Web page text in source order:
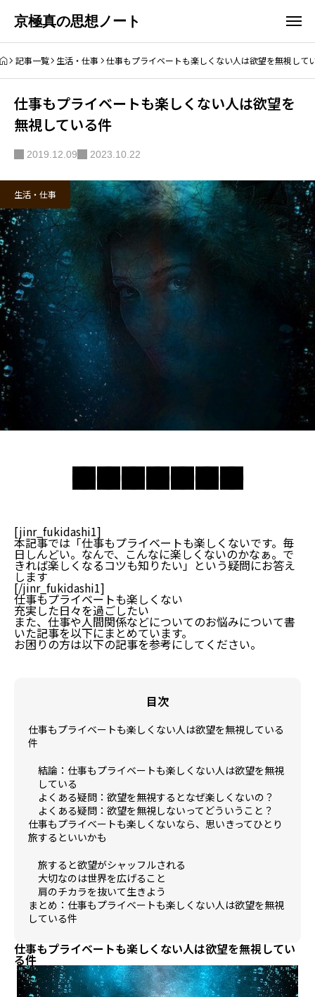
京極真の思想ノート
記事一覧 生活・仕事 仕事もプライベートも楽しくない人は欲望を無視して
仕事もプライベートも楽しくない人は欲望を
無視している件
2019.12.09 2023.10.22
生活・仕事
[jinr_fukidashi1]
本記事では「仕事もプライベートも楽しくないです。毎
日しんどい。なんで、こんなに楽しくないのかなぁ。で
きれば楽しくなるコツも知りたい」という疑問にお答え
します
[/jinr_fukidashi1]
仕事もプライベートも楽しくない
充実した日々を過ごしたい
また、仕事や人間関係などについてのお悩みについて書
いた記事を以下にまとめています。
お困りの方は以下の記事を参考にしてください。
目次
仕事もプライベートも楽しくない人は欲望を無視している
件
結論：仕事もプライベートも楽しくない人は欲望を無視
している
よくある疑問：欲望を無視するとなぜ楽しくないの？
よくある疑問：欲望を無視しないってどういうこと？
仕事もプライベートも楽しくないなら、思いきってひとり
旅するといいかも
旅すると欲望がシャッフルされる
大切なのは世界を広げること
肩のチカラを抜いて生きよう
まとめ：仕事もプライベートも楽しくない人は欲望を無視
している件
仕事もプライベートも楽しくない人は欲望を無視してい
る件